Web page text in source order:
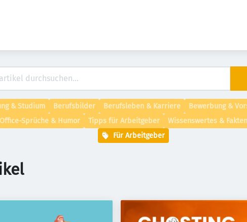
& Studium Berufsbilder Berufsleben & Karriere
Bewerbung &
Office-Sprüche & Humor
Tipps für Arbeitgeber
Wissenswertes & Fakten
Für Arbeitgeber